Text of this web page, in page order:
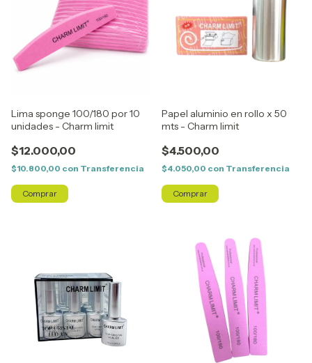
Lima sponge 100/180 por 10
unidades - Charm limit
$12.000,00
$10.800,00 con Transferencia
Papel aluminio en rollo x 50
mts - Charm limit
$4.500,00
$4.050,00 con Transferencia